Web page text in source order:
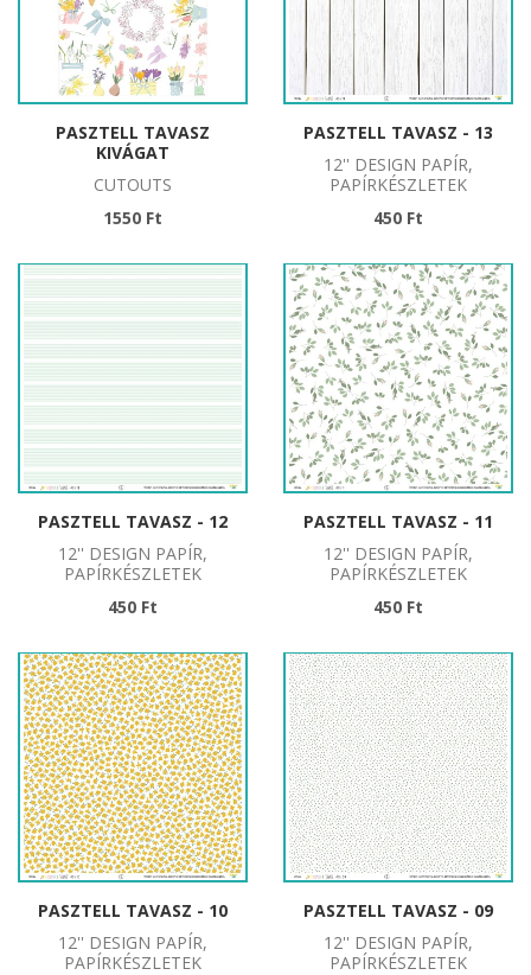
PASZTELL TAVASZ
KIVÁGAT
CUTOUTS
1550 Ft
PASZTELL TAVASZ - 13
12'' DESIGN PAPÍR,
PAPÍRKÉSZLETEK
450 Ft
PASZTELL TAVASZ - 12
12'' DESIGN PAPÍR,
PAPÍRKÉSZLETEK
450 Ft
PASZTELL TAVASZ - 11
12'' DESIGN PAPÍR,
PAPÍRKÉSZLETEK
450 Ft
PASZTELL TAVASZ - 10
12'' DESIGN PAPÍR,
PAPÍRKÉSZLETEK
PASZTELL TAVASZ - 09
12'' DESIGN PAPÍR,
PAPÍRKÉSZLETEK